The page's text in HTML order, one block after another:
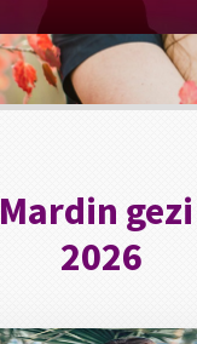
Mardin
2026